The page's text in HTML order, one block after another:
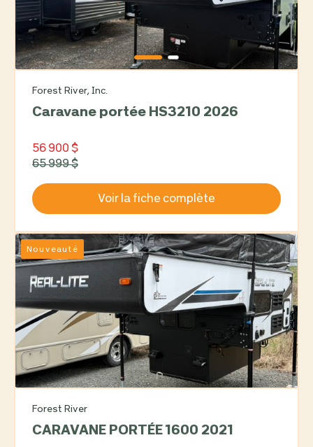
Forest River, Inc.
Caravane portée HS3210 2026
65 999 $
56 900 $
Voir la fiche complète
Nouveauté
Forest River
CARAVANE PORTÉE 1600 2021